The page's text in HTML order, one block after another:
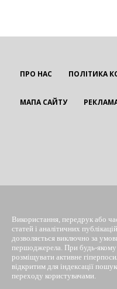
ПРО НАС ПОЛІТИКА
МАПА САЙТУ
Використання, передрук або
статей і аналітичних
дозволяється виключно за
першоджерела. При будь-якому
розміщувати активне
відкритим для індексації
переходу користувачами.